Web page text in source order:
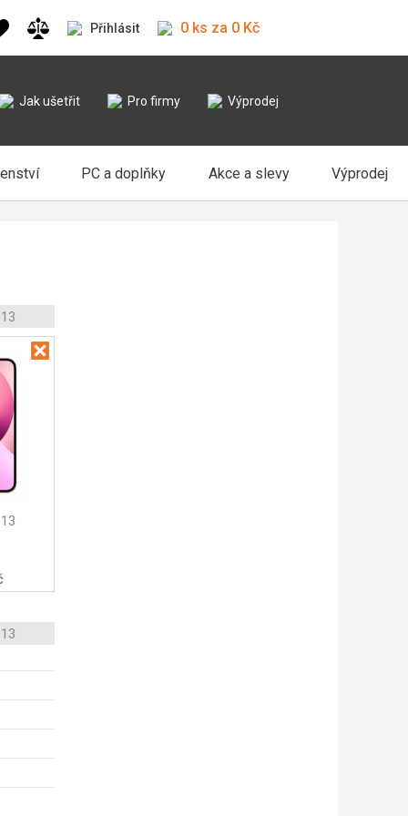
Přihlásit 0 ks za 0 Kč
Jak ušetřit Pro firmy Výprodej
PC a doplňky Akce a slevy Výprodej